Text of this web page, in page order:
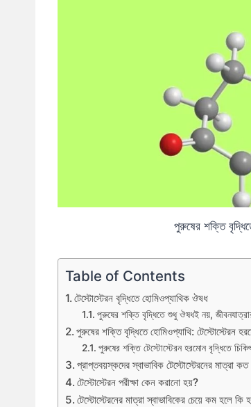
পুরুষের শক্তি
Table of Contents
টেস্টোস্টেরন বৃদ্ধিতে হোমিওপ্যাথিক ঔষধ
পুরুষের শক্তি বৃদ্ধিতে শুধু ঔষধই নয়,
পুরুষের শক্তি বৃদ্ধিতে হোমিওপ্যাথি: টেস্টোস্টেরন
পুরুষের শক্তি টেস্টোস্টেরন হরমোন বৃদ্ধিতে
প্রাপ্তবয়স্কদের স্বাভাবিক টেস্টোস্টেরনের মাত্রা
টেস্টোস্টেরন পরীক্ষা কেন করানো হয়?
টেস্টোস্টেরনের মাত্রা স্বাভাবিকের চেয়ে কম হলে কি